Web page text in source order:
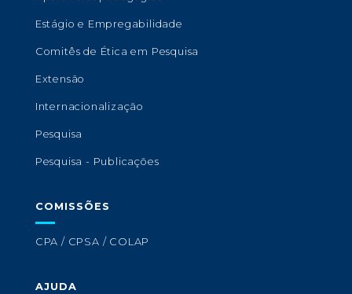
Estágio e Empregabilidade
Comitês de Ética em Pesquisa
Extensão
Internacionalização
Pesquisa
Pesquisa - Publicações
COMISSÕES
CPA / CPSA / COLAP
AJUDA